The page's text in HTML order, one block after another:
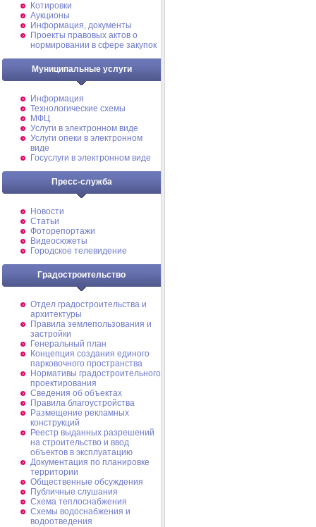
Котировки
Аукционы
Информация, документы
Проекты правовых актов о
нормировании в сфере закупок
Муниципальные услуги
Информация
Технологические схемы
МФЦ
Услуги в электронном виде
Услуги опеки в электронном
виде
Госуслуги в электронном виде
Пресс-служба
Новости
Статьи
Фоторепортажи
Видеосюжеты
Городское телевидение
Градостроительство
Отдел градостроительства и
архитектуры
Правила землепользования и
застройки
Генеральный план
Концепция создания единого
парковочного пространства
Нормативы градостроительного
проектирования
Сведения об объектах
Правила благоустройства
Размещение рекламных
конструкций
Реестр выданных разрешений
на строительство и ввод
объектов в эксплуатацию
Документация по планировке
территории
Общественные обсуждения
Публичные слушания
Схема теплоснабжения
Схемы водоснабжения и
водоотведения